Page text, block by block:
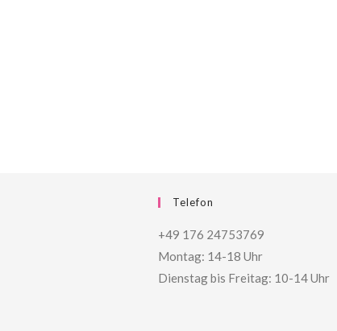
Telefon
+49 176 24753769
Montag: 14-18 Uhr
Dienstag bis Freitag: 10-14 Uhr